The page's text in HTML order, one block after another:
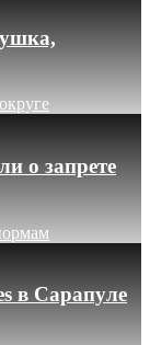
о запрете
в Сарапуле